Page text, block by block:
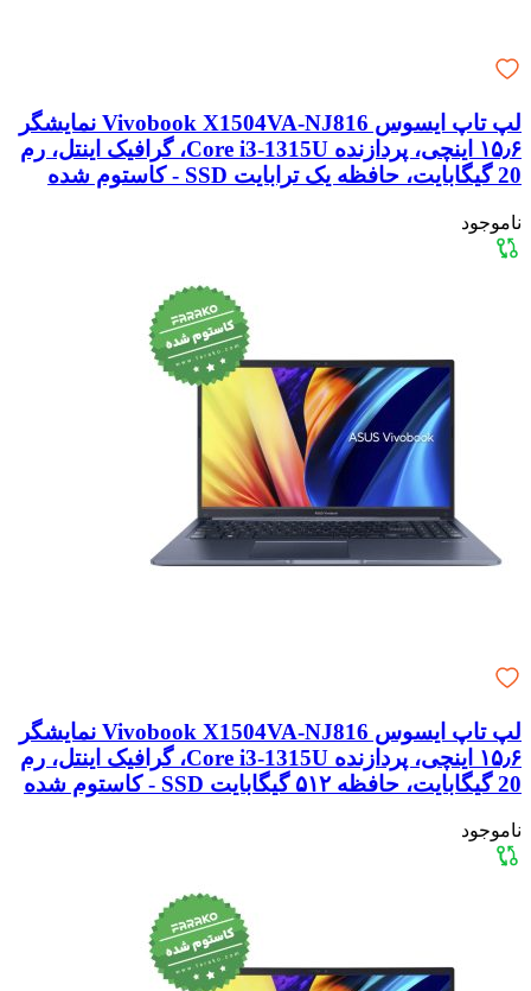
لپ تاپ ایسوس Vivobook X1504VA-NJ816 نمایشگر
۱۵٫۶ اینچی، پردازنده Core i3-1315U، گرافیک اینتل، رم
20 گیگابایت، حافظه یک ترابایت SSD - کاستوم شده
ناموجود
لپ تاپ ایسوس Vivobook X1504VA-NJ816 نمایشگر
۱۵٫۶ اینچی، پردازنده Core i3-1315U، گرافیک اینتل، رم
20 گیگابایت، حافظه ۵۱۲ گیگابایت SSD - کاستوم شده
ناموجود